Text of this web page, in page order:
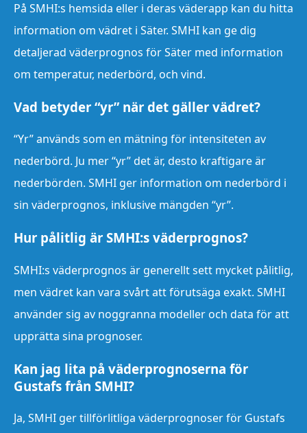
På SMHI:s hemsida eller i deras väderapp kan du hitta
information om vädret i Säter. SMHI kan ge dig
detaljerad väderprognos för Säter med information
om temperatur, nederbörd, och vind.
Vad betyder “yr” när det gäller vädret?
“Yr” används som en mätning för intensiteten av
nederbörd. Ju mer “yr” det är, desto kraftigare är
nederbörden. SMHI ger information om nederbörd i
sin väderprognos, inklusive mängden “yr”.
Hur pålitlig är SMHI:s väderprognos?
SMHI:s väderprognos är generellt sett mycket pålitlig,
men vädret kan vara svårt att förutsäga exakt. SMHI
använder sig av noggranna modeller och data för att
upprätta sina prognoser.
Kan jag lita på väderprognoserna för
Gustafs från SMHI?
Ja, SMHI ger tillförlitliga väderprognoser för Gustafs